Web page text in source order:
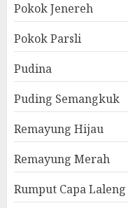
Pokok Jenereh
Pokok Parsli
Pudina
Puding Semangkuk
Remayung Hijau
Remayung Merah
Rumput Capa Laleng